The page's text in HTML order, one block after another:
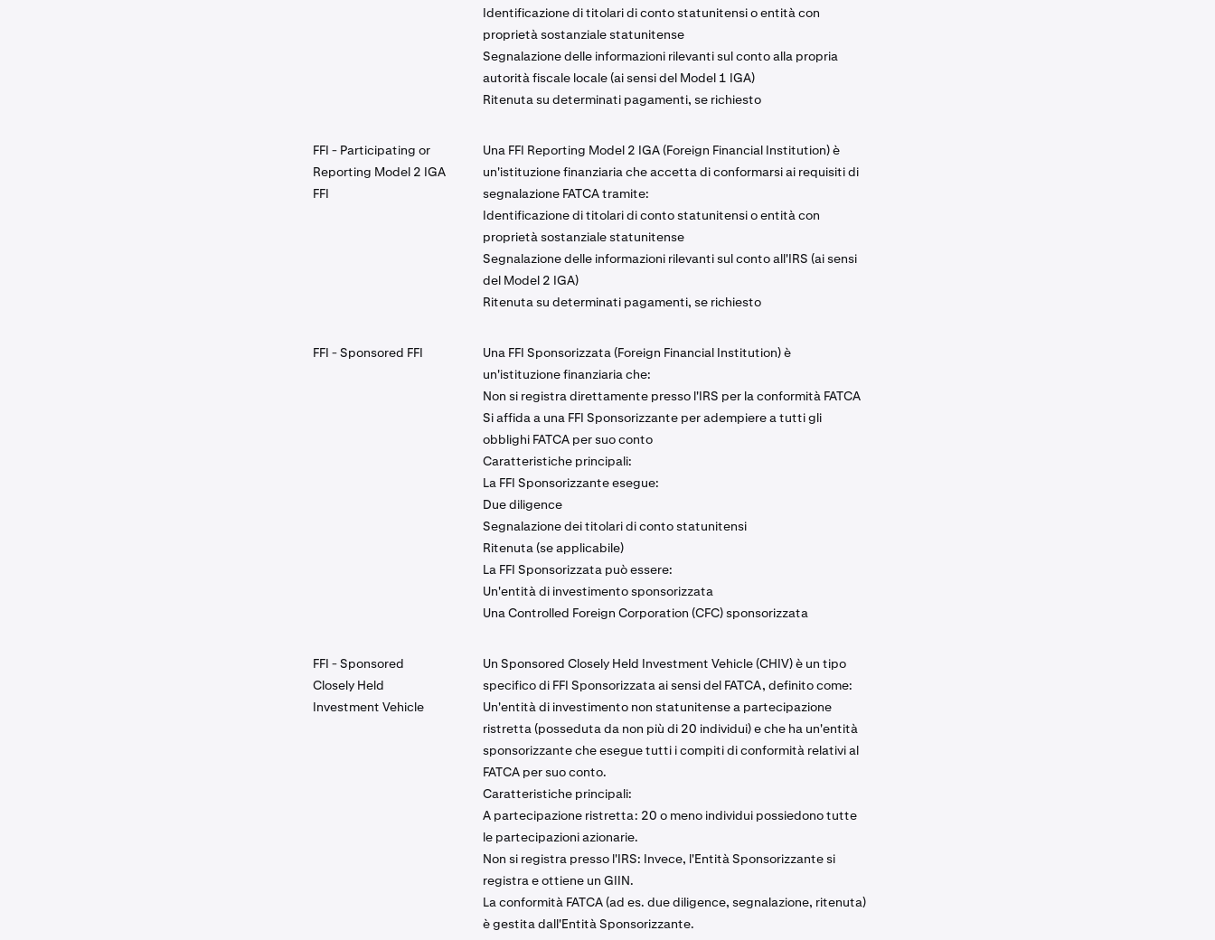
Identificazione di titolari di conto statunitensi o entità con
proprietà sostanziale statunitense
Segnalazione delle informazioni rilevanti sul conto alla propria
autorità fiscale locale (ai sensi del Model 1 IGA)
Ritenuta su determinati pagamenti, se richiesto
FFI - Participating or
Reporting Model 2 IGA
FFI
Una FFI Reporting Model 2 IGA (Foreign Financial Institution) è
un'istituzione finanziaria che accetta di conformarsi ai requisiti di
segnalazione FATCA tramite:
Identificazione di titolari di conto statunitensi o entità con
proprietà sostanziale statunitense
Segnalazione delle informazioni rilevanti sul conto all'IRS (ai sensi
del Model 2 IGA)
Ritenuta su determinati pagamenti, se richiesto
FFI - Sponsored FFI
Una FFI Sponsorizzata (Foreign Financial Institution) è
un'istituzione finanziaria che:
Non si registra direttamente presso l'IRS per la conformità FATCA
Si affida a una FFI Sponsorizzante per adempiere a tutti gli
obblighi FATCA per suo conto
Caratteristiche principali:
La FFI Sponsorizzante esegue:
Due diligence
Segnalazione dei titolari di conto statunitensi
Ritenuta (se applicabile)
La FFI Sponsorizzata può essere:
Un'entità di investimento sponsorizzata
Una Controlled Foreign Corporation (CFC) sponsorizzata
FFI - Sponsored
Closely Held
Investment Vehicle
Un Sponsored Closely Held Investment Vehicle (CHIV) è un tipo
specifico di FFI Sponsorizzata ai sensi del FATCA, definito come:
Un'entità di investimento non statunitense a partecipazione
ristretta (posseduta da non più di 20 individui) e che ha un'entità
sponsorizzante che esegue tutti i compiti di conformità relativi al
FATCA per suo conto.
Caratteristiche principali:
A partecipazione ristretta: 20 o meno individui possiedono tutte
le partecipazioni azionarie.
Non si registra presso l'IRS: Invece, l'Entità Sponsorizzante si
registra e ottiene un GIIN.
La conformità FATCA (ad es. due diligence, segnalazione, ritenuta)
è gestita dall'Entità Sponsorizzante.